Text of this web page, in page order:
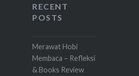
RECENT
POSTS
Merawat Hobi
Membaca – Refleksi
& Books Review